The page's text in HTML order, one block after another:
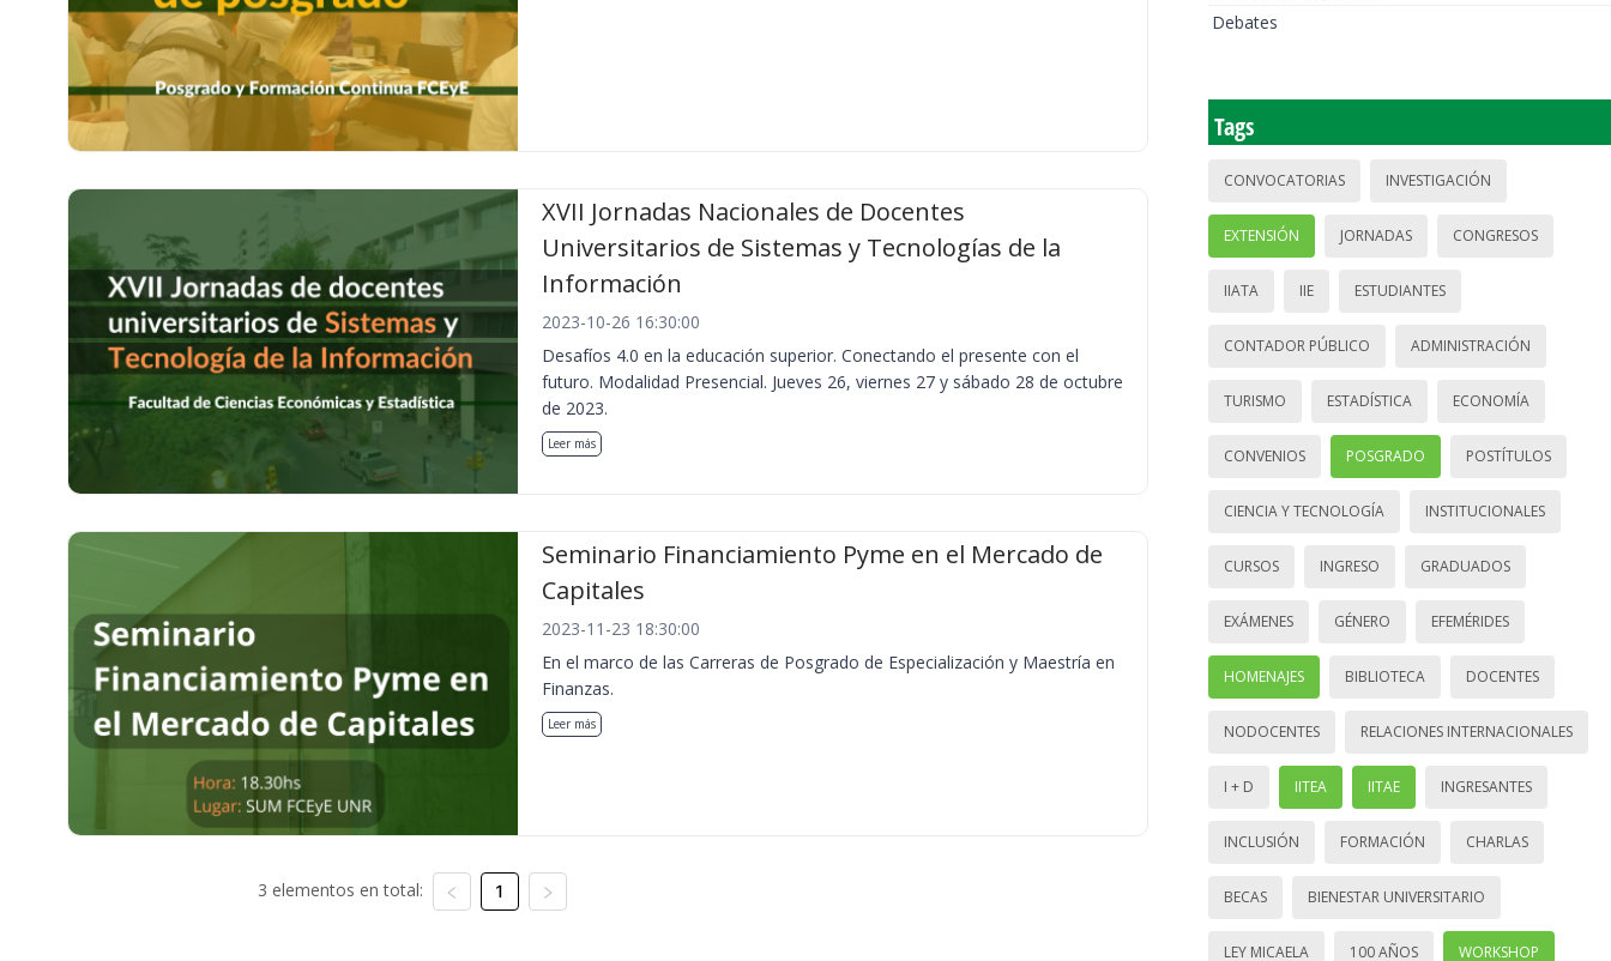
XVII Jornadas Nacionales de Docentes
Universitarios de Sistemas y Tecnologías de la
Información
2023-10-26 16:30:00
Desafíos 4.0 en la educación superior. Conectando el presente con el
futuro. Modalidad Presencial. Jueves 26, viernes 27 y sábado 28 de octubre
de 2023.
Leer más
Seminario Financiamiento Pyme en el Mercado de
Capitales
2023-11-23 18:30:00
En el marco de las Carreras de Posgrado de Especialización y Maestría en
Finanzas.
Leer más
3 elementos en total: 1
Debates
Tags
CONVOCATORIAS INVESTIGACIÓN
EXTENSIÓN JORNADAS CONGRESOS
IIATA IIE ESTUDIANTES
CONTADOR PÚBLICO ADMINISTRACIÓN
TURISMO ESTADÍSTICA ECONOMÍA
CONVENIOS POSGRADO POSTÍTULOS
CIENCIA Y TECNOLOGÍA INSTITUCIONALES
CURSOS INGRESO GRADUADOS
EXÁMENES GÉNERO EFEMÉRIDES
HOMENAJES BIBLIOTECA DOCENTES
NODOCENTES RELACIONES INTERNACIONALES
I + D IITEA IITAE INGRESANTES
INCLUSIÓN FORMACIÓN CHARLAS
BECAS BIENESTAR UNIVERSITARIO
LEY MICAELA 100 AÑOS WORKSHOP